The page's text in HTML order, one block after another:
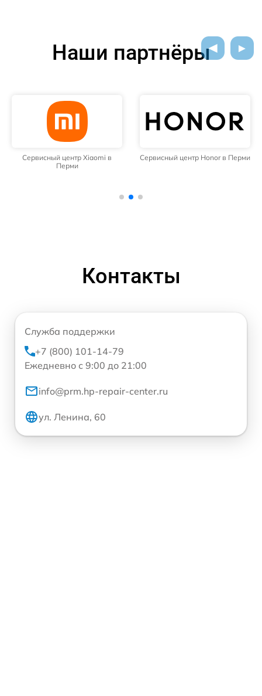
Наши партнёры
Сервисный центр Xiaomi в
Перми
Сервисный центр Honor в Перми
Контакты
Служба поддержки
+7 (800) 101-14-79
Ежедневно с 9:00 до 21:00
info@prm.hp-repair-center.ru
ул. Ленина, 60